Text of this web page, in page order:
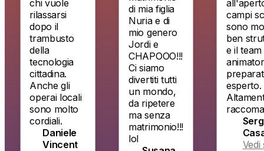
chi vuole
rilassarsi
dopo il
trambusto
della
tecnologia
cittadina.
Anche gli
operai locali
sono molto
cordiali.
Daniele
Vincent
di mia figlia
Nuria e di
mio genero
Jordi e
CHAPOOO!!!
Ci siamo
divertiti tutti
un mondo,
da ripetere
ma senza
matrimonio!!!
lol
campi
sono
ben
e il team
animatori
esperto.
Altamente
Sergi
Vedi